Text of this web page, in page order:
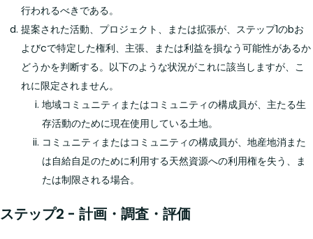
行われるべきである。
提案された活動、プロジェクト、または拡張が、ステップ1のbお
よびcで特定した権利、主張、または利益を損なう可能性があるか
どうかを判断する。以下のような状況がこれに該当しますが、こ
れに限定されません。
地域コミュニティまたはコミュニティの構成員が、主たる生
存活動のために現在使用している土地。
コミュニティまたはコミュニティの構成員が、地産地消また
は自給自足のために利用する天然資源への利用権を失う、ま
たは制限される場合。
ステップ2 - 計画・調査・評価